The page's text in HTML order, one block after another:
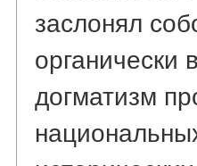
заслонял
органически
догматизм